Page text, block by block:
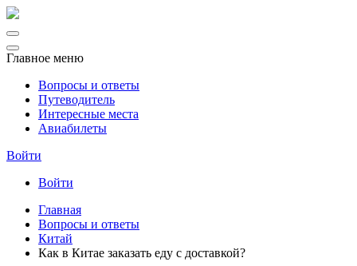
Главное меню
Вопросы и ответы
Путеводитель
Интересные места
Авиабилеты
Войти
Войти
Главная
Вопросы и ответы
Китай
Как в Китае заказать еду с доставкой?